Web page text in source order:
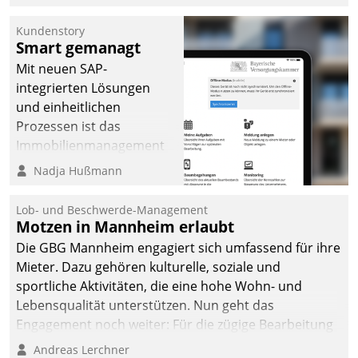
Kundenstory
Smart gemanagt
Mit neuen SAP-
integrierten Lösungen
und einheitlichen
Prozessen ist das
Immobilienmanagement
der Bayerischen
Ressort Kapitalanlage für
künftige Aufgaben und
Herausforderungen
gerüstet.
Nadja Hußmann
Lob- und Beschwerde-Management
Motzen in Mannheim erlaubt
Die GBG Mannheim engagiert sich umfassend für ihre
Mieter. Dazu gehören kulturelle, soziale und
sportliche Aktivitäten, die eine hohe Wohn- und
Lebensqualität unterstützen. Nun geht das
Engagement noch weiter: Für die zügige Bearbeitung
von Beschwerden – oder Lob – richtet das
Andreas Lerchner